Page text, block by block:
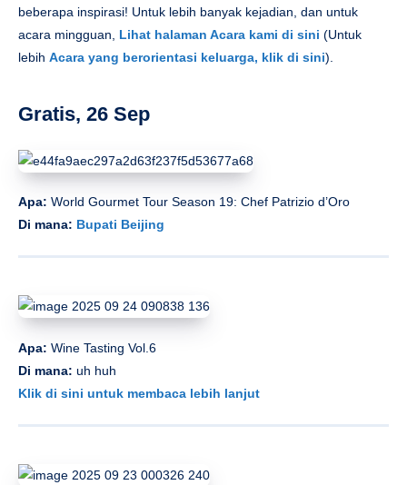
beberapa inspirasi! Untuk lebih banyak kejadian, dan untuk
acara mingguan, Lihat halaman Acara kami di sini (Untuk
lebih Acara yang berorientasi keluarga, klik di sini).
Gratis, 26 Sep
Apa: World Gourmet Tour Season 19: Chef Patrizio d’Oro
Di mana: Bupati Beijing
Apa: Wine Tasting Vol.6
Di mana: uh huh
Klik di sini untuk membaca lebih lanjut